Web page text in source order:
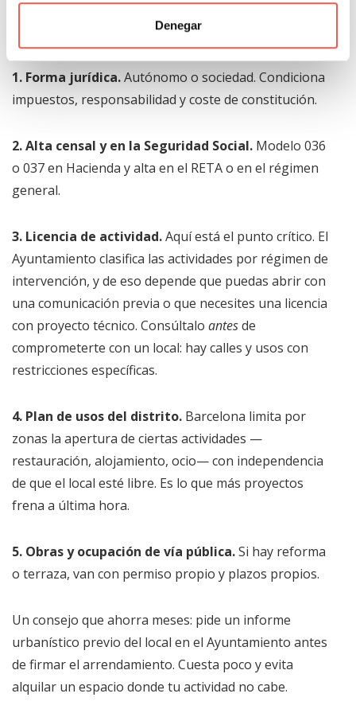
Denegar
administrativo propio que conviene conocer antes de
1. Forma jurídica.Autónomo o sociedad. Condiciona
impuestos, responsabilidad y coste de constitución.
2. Alta censal y en la Seguridad Social. Modelo 036
o 037 en Hacienda y alta en el RETA o en el régimen
general.
3. Licencia de actividad.Aquí está el punto crítico. El
Ayuntamiento clasifica las actividades por régimen de
intervención, y de eso depende que puedas abrir con
una comunicación previa o que necesites una licencia
con proyecto técnico. Consúltalo antesde
comprometerte con un local: hay calles y usos con
restricciones específicas.
4. Plan de usos del distrito. Barcelona limita por
zonas la apertura de ciertas actividades —
restauración, alojamiento, ocio— con independencia
de que el local esté libre. Es lo que más proyectos
frena a última hora.
5. Obras y ocupación de vía pública.Si hay reforma
o terraza, van con permiso propio y plazos propios.
Un consejo que ahorra meses: pide un informe
urbanístico previo del local en el Ayuntamiento antes
de firmar el arrendamiento. Cuesta poco y evita
alquilar un espacio donde tu actividad no cabe.